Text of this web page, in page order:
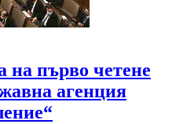
на първо четене
агенция